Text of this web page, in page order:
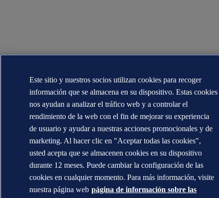
Este sitio y nuestros socios utilizan cookies para recoger
información que se almacena en su dispositivo. Estas cookies
nos ayudan a analizar el tráfico web y a controlar el
rendimiento de la web con el fin de mejorar su experiencia
de usuario y ayudar a nuestras acciones promocionales y de
marketing. Al hacer clic en "Aceptar todas las cookies",
usted acepta que se almacenen cookies en su dispositivo
durante 12 meses. Puede cambiar la configuración de las
cookies en cualquier momento. Para más información, visite
nuestra página web página de información sobre las